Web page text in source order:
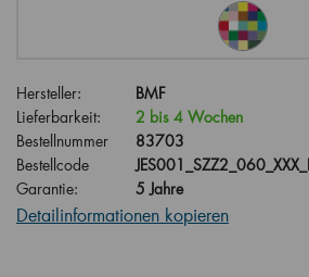
Hersteller:
BMF
Lieferbarkeit:
2 bis 4 Wochen
Bestellnummer
83703
Bestellcode
Garantie:
5 Jahre
Detailinformationen kopieren